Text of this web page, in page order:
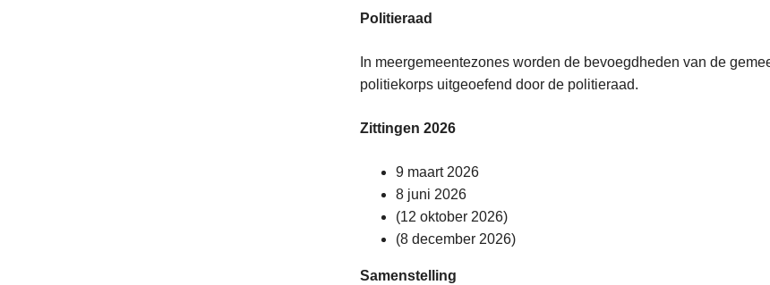
Politieraad
In meergemeentezones worden de bevoegdheden van de
politiekorps uitgeoefend door de politieraad.
Zittingen 2026
9 maart 2026
8 juni 2026
(12 oktober 2026)
(8 december 2026)
Samenstelling